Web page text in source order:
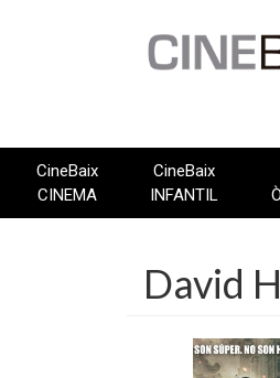
CineBaix
CINEMA
CineBaix
INFANTIL
David